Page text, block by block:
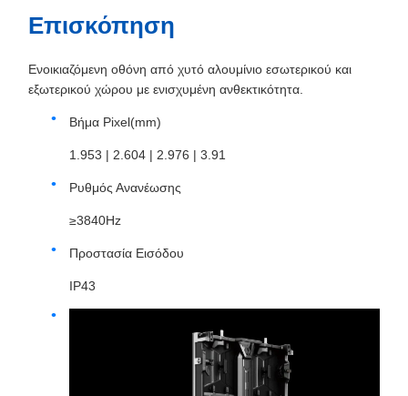
Επισκόπηση
Ενοικιαζόμενη οθόνη από χυτό αλουμίνιο εσωτερικού και
εξωτερικού χώρου με ενισχυμένη ανθεκτικότητα.
Βήμα Pixel(mm)
1.953 | 2.604 | 2.976 | 3.91
Ρυθμός Ανανέωσης
≥3840Hz
Προστασία Εισόδου
IP43